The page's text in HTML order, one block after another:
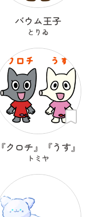
バウム王子
とりゐ
『クロチ』『うす』
トミヤ